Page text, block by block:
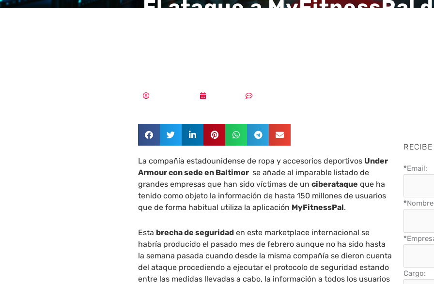
El ataque a MyFitnessPal
La compañía estadounidense de ropa y accesorios deportivos Under
Armour con sede en Baltimor se añade al imparable listado de
grandes empresas que han sido víctimas de unciberataque que ha
tenido como objeto la información de hasta 150 millones de usuarios
que de forma habitual utiliza la aplicación MyFitnessPal.
Esta brecha de seguridad en este marketplace internacional se
habría producido el pasado mes de febrero aunque no ha sido hasta
la semana pasada cuando desde la misma compañía se dieron cuenta
del ataque procediendo a ejecutar el protocolo de seguridad estando
entre las medidas llevadas a cabo, la información a todos los usuarios
*Email:
*
*
Cargo: